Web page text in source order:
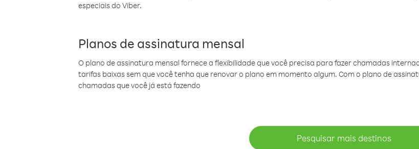
especiais do Viber.
Planos de assinatura mensal
O plano de assinatura mensal fornece a flexibilidade que você precisa para fazer chamadas
tarifas baixas sem que você tenha que renovar o plano em momento algum. Com o plano de
chamadas que você já está fazendo
Pesquisar mais destinos